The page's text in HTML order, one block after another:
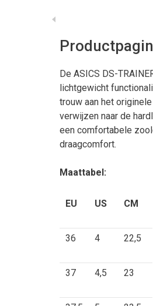
De ASICS DS-
lichtgewicht
trouw aan het
verwijzen naar de
een comfortabele
draagcomfort.
Maattabel:
EU US CM
36 4 22,5
37 4,5 23